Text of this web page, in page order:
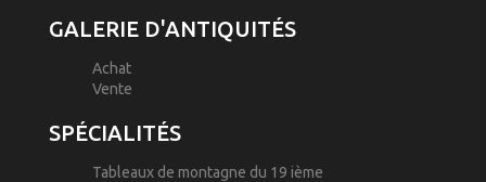
GALERIE D'ANTIQUITÉS
Achat
Vente
SPÉCIALITÉS
Tableaux de montagne du 19 ième